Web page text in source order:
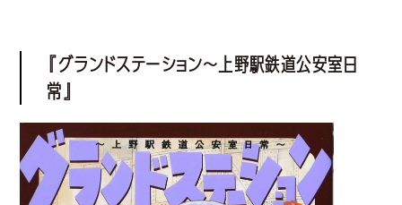
『グランドステーション～上野駅鉄道公安室日
常』